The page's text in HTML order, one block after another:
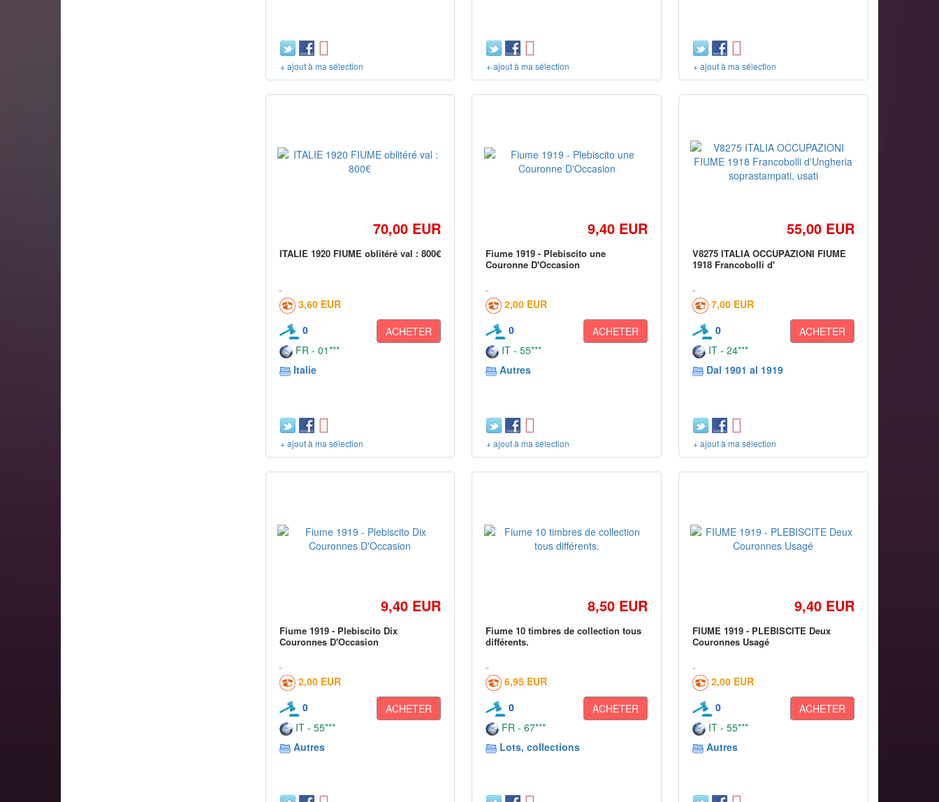
+ ajout à ma sélection + ajout à ma sélection + ajout à ma sélection
70,00 EUR
ITALIE 1920 FIUME oblitéré val : 800€
3,60 EUR
0
ACHETER
FR - 01***
Italie
+ ajout à ma sélection
9,40 EUR
Fiume 1919 - Plebiscito une
Couronne D'Occasion
2,00 EUR
0
ACHETER
IT - 55***
Autres
+ ajout à ma sélection
55,00 EUR
V8275 ITALIA OCCUPAZIONI FIUME
1918 Francobolli d'
7,00 EUR
0
ACHETER
IT - 24***
Dal 1901 al 1919
+ ajout à ma sélection
9,40 EUR
Fiume 1919 - Plebiscito Dix
Couronnes D'Occasion
2,00 EUR
0
ACHETER
IT - 55***
Autres
8,50 EUR
Fiume 10 timbres de collection tous
différents.
6,95 EUR
0
ACHETER
FR - 67***
Lots, collections
9,40 EUR
FIUME 1919 - PLEBISCITE Deux
Couronnes Usagé
2,00 EUR
0
ACHETER
IT - 55***
Autres